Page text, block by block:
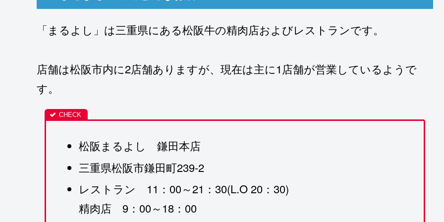
「まるよし」は三重県にある松阪牛の精肉店およびレストランです。
店舗は松阪市内に2店舗ありますが、現在は主に1店舗が営業しているようで
す。
松阪まるよし 鎌田本店
三重県松阪市鎌田町239-2
レストラン 11：00～21：30(L.O 20：30)
精肉店 9：00～18：00